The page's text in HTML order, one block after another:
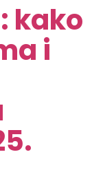
kako
i